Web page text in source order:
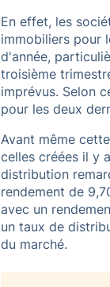
En effet, les
immobiliers pour
d'année,
troisième
imprévus. Selon
pour les deux
Avant même
celles créées il y
distribution
rendement de
avec un
un taux de
du marché.